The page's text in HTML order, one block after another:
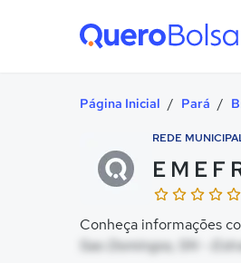
Página Inicial / Pará /
REDE
E M E F
Conheça informações
Sao Domingos, SN -